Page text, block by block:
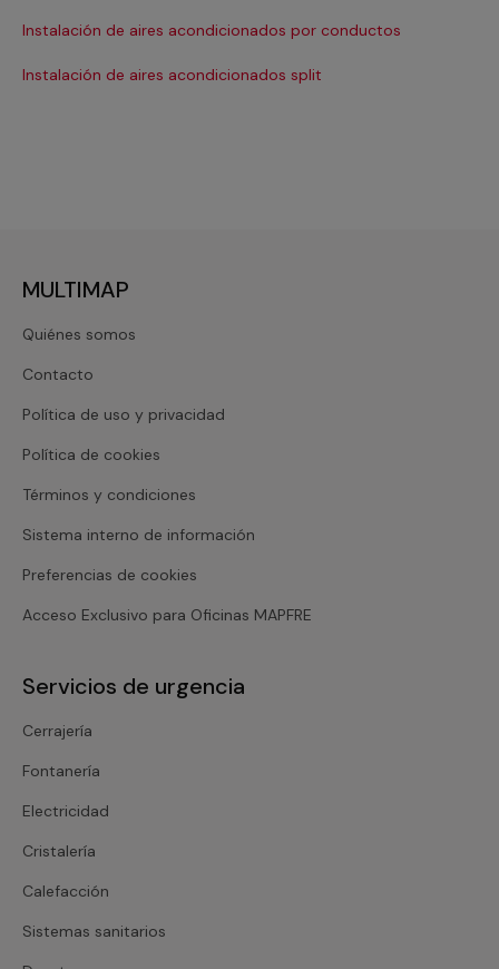
Instalación de aires acondicionados por conductos
Instalación de aires acondicionados split
MULTIMAP
Quiénes somos
Contacto
Política de uso y privacidad
Política de cookies
Términos y condiciones
Sistema interno de información
Preferencias de cookies
Acceso Exclusivo para Oficinas MAPFRE
Servicios de urgencia
Cerrajería
Fontanería
Electricidad
Cristalería
Calefacción
Sistemas sanitarios